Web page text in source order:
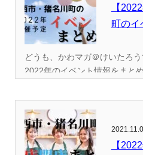
【
町のイ
どうも、かわマガ＠けいたろ
2022年のイベント情報をまと
【